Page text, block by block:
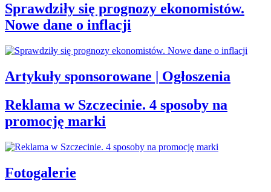
Sprawdziły się prognozy ekonomistów.
Nowe dane o inflacji
Artykuły sponsorowane | Ogłoszenia
Reklama w Szczecinie. 4 sposoby na
promocję marki
Fotogalerie